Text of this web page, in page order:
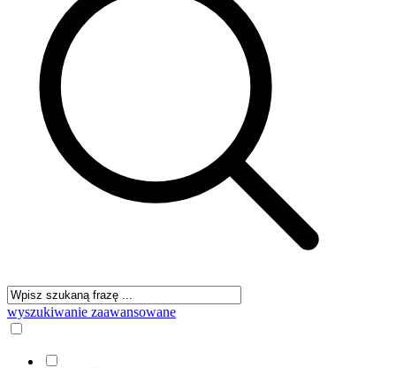
wyszukiwanie zaawansowane